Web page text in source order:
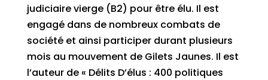
judiciaire vierge (B2) pour être élu. Il est
engagé dans de nombreux combats de
société et ainsi participer durant plusieurs
mois au mouvement de Gilets Jaunes. Il est
l’auteur de « Délits D’élus : 400 politiques